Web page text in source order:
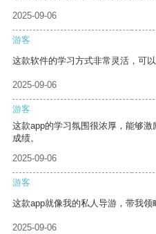
2025-09-06
游客
这款软件的学习方式非常灵活，可
2025-09-06
游客
这款app的学习氛围很浓厚，能够
成绩。
2025-09-06
游客
这款app就像我的私人导游，带我领
2025-09-06